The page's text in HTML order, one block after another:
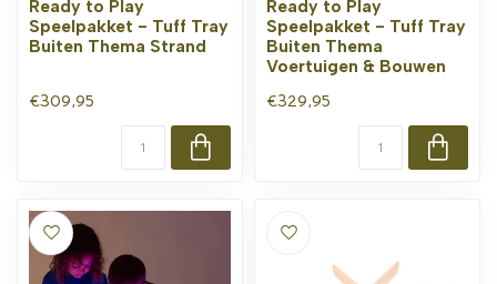
Ready to Play
Speelpakket - Tuff Tray
Buiten Thema Strand
€309,95
Ready to Play
Speelpakket - Tuff Tray
Buiten Thema
Voertuigen & Bouwen
€329,95